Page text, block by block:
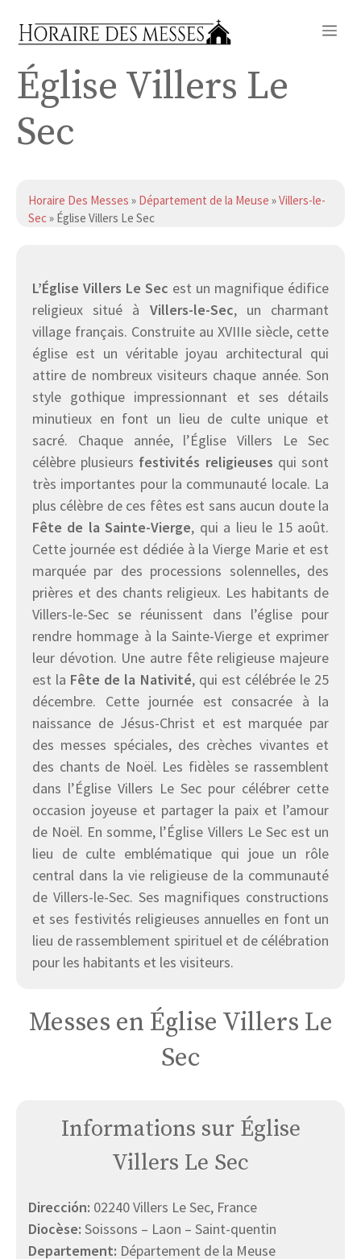
Église Villers Le
Sec
Horaire Des Messes » Département de la Meuse »Villers-le-
Sec» Église Villers Le Sec
L’Église Villers Le Sec est un magnifique édifice
religieux situé à Villers-le-Sec, un charmant
village français. Construite au XVIIIe siècle, cette
église est un véritable joyau architectural qui
attire de nombreux visiteurs chaque année. Son
style gothique impressionnant et ses détails
minutieux en font un lieu de culte unique et
sacré. Chaque année, l’Église Villers Le Sec
célèbre plusieurs festivités religieuses qui sont
très importantes pour la communauté locale. La
plus célèbre de ces fêtes est sans aucun doute la
Fête de la Sainte-Vierge, qui a lieu le 15 août.
Cette journée est dédiée à la Vierge Marie et est
marquée par des processions solennelles, des
prières et des chants religieux. Les habitants de
Villers-le-Sec se réunissent dans l’église pour
rendre hommage à la Sainte-Vierge et exprimer
leur dévotion. Une autre fête religieuse majeure
est la Fête de la Nativité, qui est célébrée le 25
décembre. Cette journée est consacrée à la
naissance de Jésus-Christ et est marquée par
des messes spéciales, des crèches vivantes et
des chants de Noël. Les fidèles se rassemblent
dans l’Église Villers Le Sec pour célébrer cette
occasion joyeuse et partager la paix et l’amour
de Noël. En somme, l’Église Villers Le Sec est un
lieu de culte emblématique qui joue un rôle
central dans la vie religieuse de la communauté
de Villers-le-Sec. Ses magnifiques constructions
et ses festivités religieuses annuelles en font un
lieu de rassemblement spirituel et de célébration
pour les habitants et les visiteurs.
Messes en Église Villers Le
Sec
Informations sur Église
Villers Le Sec
Dirección: 02240 Villers Le Sec, France
Diocèse: Soissons – Laon – Saint-quentin
Departement: Département de la Meuse